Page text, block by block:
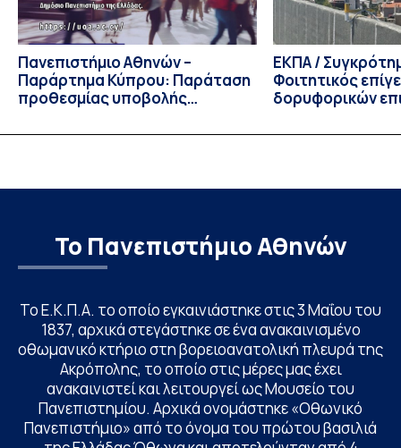
Πανεπιστήμιο Αθηνών –
Παράρτημα Κύπρου: Παράταση
προθεσμίας υποβολής
υποψηφίων
ΕΚΠΑ /
Φοιτητικός
δορυφορικών
Το Πανεπιστήμιο Αθηνών
Το Ε.Κ.Π.Α. το οποίο εγκαινιάστηκε στις 3 Μαΐου του
1837, αρχικά στεγάστηκε σε ένα ανακαινισμένο
οθωμανικό κτήριο στη βορειοανατολική πλευρά της
Ακρόπολης, το οποίο στις μέρες μας έχει
ανακαινιστεί και λειτουργεί ως Μουσείο του
Πανεπιστημίου. Αρχικά ονομάστηκε «Οθωνικό
Πανεπιστήμιο» από το όνομα του πρώτου βασιλιά